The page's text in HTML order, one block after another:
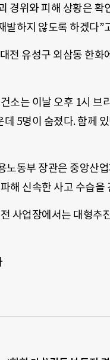
경위와 피해 상황은 확
발하지 않도록 하겠다”
전 유성구 외삼동 한
소는 이날 오후 1시 브
5명이 숨졌다. 함께
노동부 장관은 중앙산
해 신속한 사고 수습을
사업장에서는 대형추